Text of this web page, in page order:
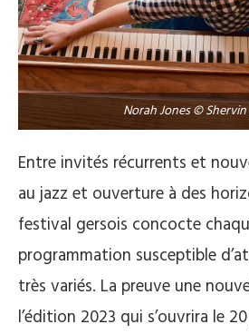
Norah Jones © Shervin
Entre invités récurrents et
au jazz et ouverture à des
festival gersois concocte
programmation susceptible
très variés. La preuve une
l’édition 2023 qui s’ouvrira le